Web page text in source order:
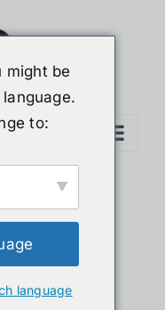
might be
to:
language